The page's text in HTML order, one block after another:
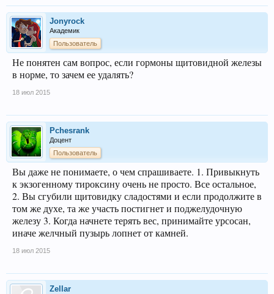
Jonyrock
Академик
Пользователь
Не понятен сам вопрос, если гормоны щитовидной железы
в норме, то зачем ее удалять?
18 июл 2015
Pchesrank
Доцент
Пользователь
Вы даже не понимаете, о чем спрашиваете. 1. Привыкнуть
к экзогенному тироксину очень не просто. Все остальное,
2. Вы сгубили щитовидку сладостями и если продолжите в
том же духе, та же участь постигнет и поджелудочную
железу 3. Когда начнете терять вес, принимайте урсосан,
иначе желчный пузырь лопнет от камней.
18 июл 2015
Zellar